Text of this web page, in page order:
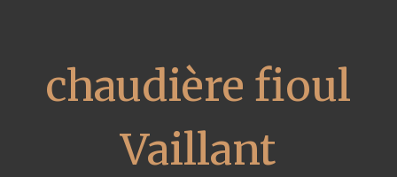
chaudière fioul
Vaillant